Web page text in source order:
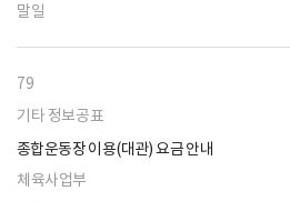
말일
79
기타 정보공표
종합운동장 이용(대관) 요금 안내
체육사업부